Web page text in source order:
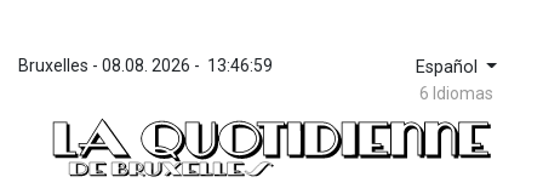
Bruxelles - 08.08. 2026 - 13:46:59 Español
6 Idiomas
ZWL 372.275202